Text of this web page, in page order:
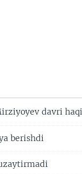
davri
berishdi